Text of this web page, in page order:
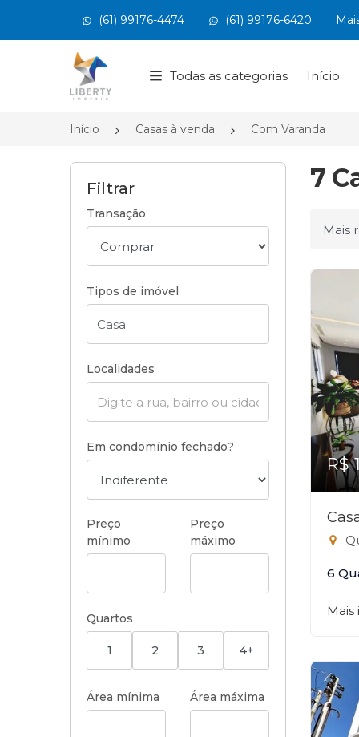
(61) 99176-4474 (61) 99176-6420
Página inicial
Todas as categorias Início
Início Casas à venda Com Varanda
Filtrar
Transação
Tipos de imóvel
Localidades
Em condomínio fechado?
Preço
mínimo
Preço
máximo
Quartos
1 2 3 4+
Área mínima Área máxima
7
R$
6
Mais